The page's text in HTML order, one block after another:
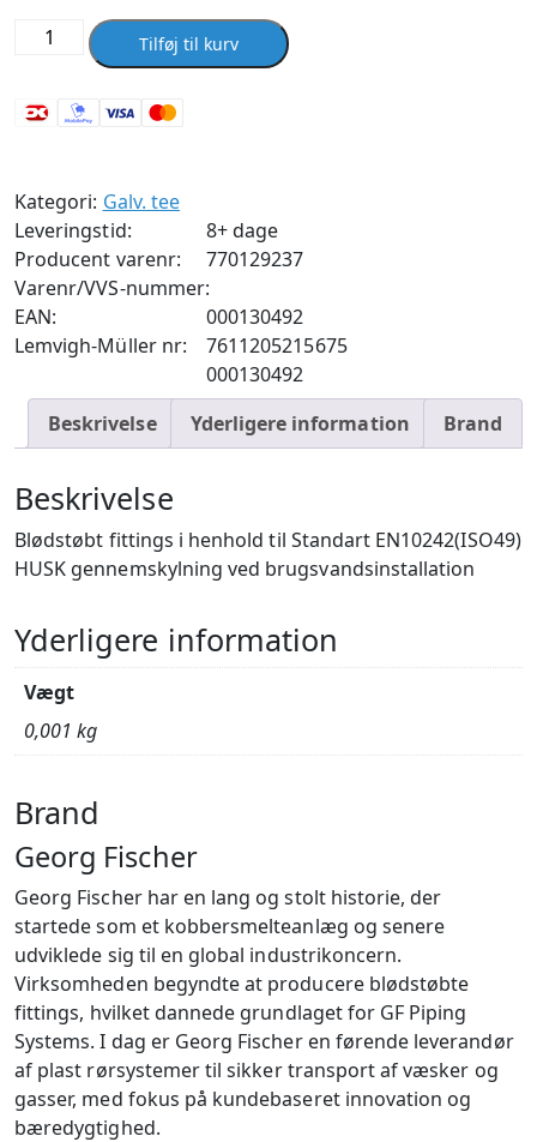
galvaniseret
x
4
antal
Tilføj til kurv
Kategori: Galv. tee
Leveringstid:
8+ dage
Producent varenr:
770129237
Varenr/VVS-nummer:
000130492
EAN:
7611205215675
Lemvigh-Müller nr:
000130492
Beskrivelse
Yderligere information Brand
Beskrivelse
Blødstøbt fittings i henhold til Standart EN10242(ISO49)
HUSK gennemskylning ved brugsvandsinstallation
Yderligere information
Vægt
0,001 kg
Brand
Georg Fischer
Georg Fischer har en lang og stolt historie, der
startede som et kobbersmelteanlæg og senere
udviklede sig til en global industrikoncern.
Virksomheden begyndte at producere blødstøbte
fittings, hvilket dannede grundlaget for GF Piping
Systems. I dag er Georg Fischer en førende leverandør
af plast rørsystemer til sikker transport af væsker og
gasser, med fokus på kundebaseret innovation og
bæredygtighed.